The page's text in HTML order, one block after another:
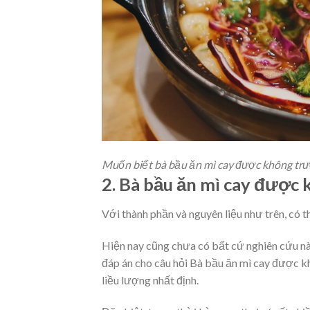
Muốn biết bà bầu ăn mì cay được không
2. Bà bầu ăn mì cay được
Với thành phần và nguyên liệu như trên, có
Hiện nay cũng chưa có bất cứ nghiên cứu
đáp án cho câu hỏi Bà bầu ăn mì cay được
liều lượng nhất định.